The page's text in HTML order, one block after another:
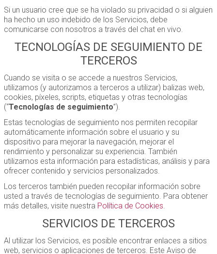
Si un usuario cree que se ha violado su privacidad o si alguien
ha hecho un uso indebido de los Servicios, debe
comunicarse con nosotros a través del chat en vivo.
TECNOLOGÍAS DE SEGUIMIENTO DE
TERCEROS
Cuando se visita o se accede a nuestros Servicios,
utilizamos (y autorizamos a terceros a utilizar) balizas web,
cookies, píxeles, scripts, etiquetas y otras tecnologías
(“Tecnologías de seguimiento”).
Estas tecnologías de seguimiento nos permiten recopilar
automáticamente información sobre el usuario y su
dispositivo para mejorar la navegación, mejorar el
rendimiento y personalizar su experiencia. También
utilizamos esta información para estadísticas, análisis y para
ofrecer contenido y servicios personalizados.
Los terceros también pueden recopilar información sobre
usted a través de tecnologías de seguimiento. Para obtener
más detalles, visite nuestra Política de Cookies.
SERVICIOS DE TERCEROS
Al utilizar los Servicios, es posible encontrar enlaces a sitios
web, servicios o aplicaciones de terceros. Este Aviso de